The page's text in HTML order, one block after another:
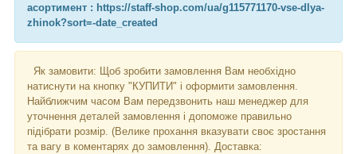
асортимент : https://staff-shop.com/ua/g115771170-vse-dlya-
zhinok?sort=-date_created
Як замовити: Щоб зробити замовлення Вам необхідно
натиснути на кнопку "КУПИТИ" і оформити замовлення.
Найближчим часом Вам передзвонить наш менеджер для
уточнення деталей замовлення і допоможе правильно
підібрати розмір. (Велике прохання вказувати своє зростання
та вагу в коментарях до замовлення). Доставка: